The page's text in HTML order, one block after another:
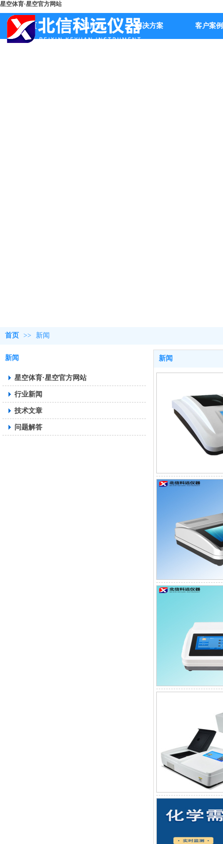
星空体育·星空官方网站
首页 公司产品 解决方案 客户案例
首页 >> 新闻
新闻
星空体育·星空官方网站
行业新闻
技术文章
问题解答
新闻